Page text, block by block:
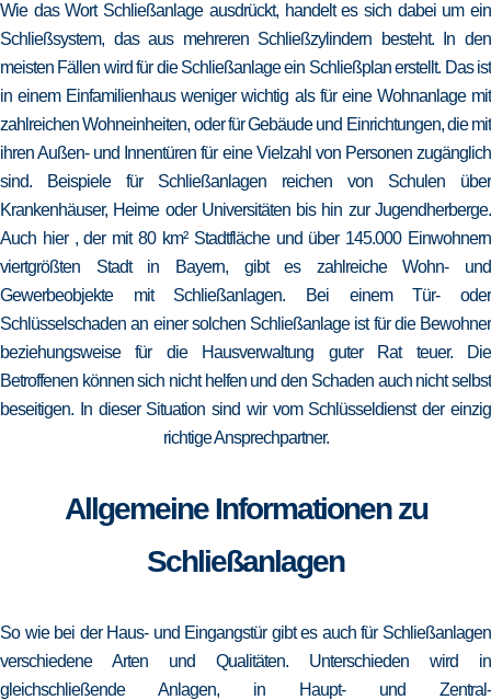
Wie das Wort Schließanlage ausdrückt, handelt es sich dabei um ein
Schließsystem, das aus mehreren Schließzylindern besteht. In den
meisten Fällen wird für die Schließanlage ein Schließplan erstellt. Das ist
in einem Einfamilienhaus weniger wichtig als für eine Wohnanlage mit
zahlreichen Wohneinheiten, oder für Gebäude und Einrichtungen, die mit
ihren Außen- und Innentüren für eine Vielzahl von Personen zugänglich
sind. Beispiele für Schließanlagen reichen von Schulen über
Krankenhäuser, Heime oder Universitäten bis hin zur Jugendherberge.
Auch hier , der mit 80 km² Stadtfläche und über 145.000 Einwohnern
viertgrößten Stadt in Bayern, gibt es zahlreiche Wohn- und
Gewerbeobjekte mit Schließanlagen. Bei einem Tür- oder
Schlüsselschaden an einer solchen Schließanlage ist für die Bewohner
beziehungsweise für die Hausverwaltung guter Rat teuer. Die
Betroffenen können sich nicht helfen und den Schaden auch nicht selbst
beseitigen. In dieser Situation sind wir vom Schlüsseldienst der einzig
richtige Ansprechpartner.
Allgemeine Informationen zu
Schließanlagen
So wie bei der Haus- und Eingangstür gibt es auch für Schließanlagen
verschiedene Arten und Qualitäten. Unterschieden wird in
gleichschließende Anlagen, in Haupt- und Zentral-